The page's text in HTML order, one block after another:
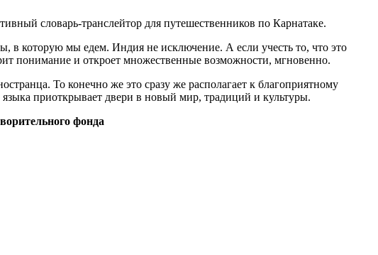
словарь-транслейтор для путешественников по Карнатаке.
в которую мы едем. Индия не исключение. А если учесть то, что это
понимание и откроет множественные возможности, мгновенно.
То конечно же это сразу же располагает к благоприятному
приоткрывает двери в новый мир, традиций и культуры.
фонда